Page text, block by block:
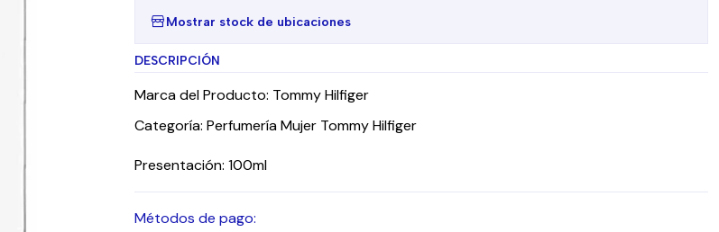
Mostrar stock de ubicaciones
DESCRIPCIÓN
Marca del Producto: Tommy Hilfiger
Categoría: Perfumería Mujer Tommy Hilfiger
Presentación: 100ml
Métodos de pago: